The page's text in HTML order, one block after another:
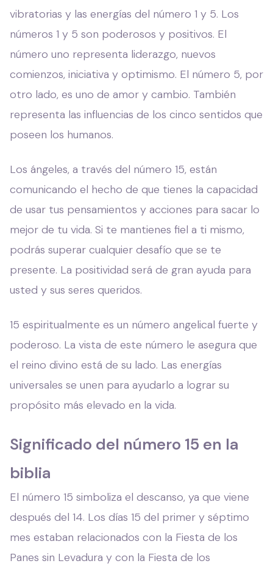
vibratorias y las energías del número 1 y 5. Los
números 1 y 5 son poderosos y positivos. El
número uno representa liderazgo, nuevos
comienzos, iniciativa y optimismo. El número 5, por
otro lado, es uno de amor y cambio. También
representa las influencias de los cinco sentidos que
poseen los humanos.
Los ángeles, a través del número 15, están
comunicando el hecho de que tienes la capacidad
de usar tus pensamientos y acciones para sacar lo
mejor de tu vida. Si te mantienes fiel a ti mismo,
podrás superar cualquier desafío que se te
presente. La positividad será de gran ayuda para
usted y sus seres queridos.
15 espiritualmente es un número angelical fuerte y
poderoso. La vista de este número le asegura que
el reino divino está de su lado. Las energías
universales se unen para ayudarlo a lograr su
propósito más elevado en la vida.
Significado del número 15 en la
biblia
El número 15 simboliza el descanso, ya que viene
después del 14. Los días 15 del primer y séptimo
mes estaban relacionados con la Fiesta de los
Panes sin Levadura y con la Fiesta de los